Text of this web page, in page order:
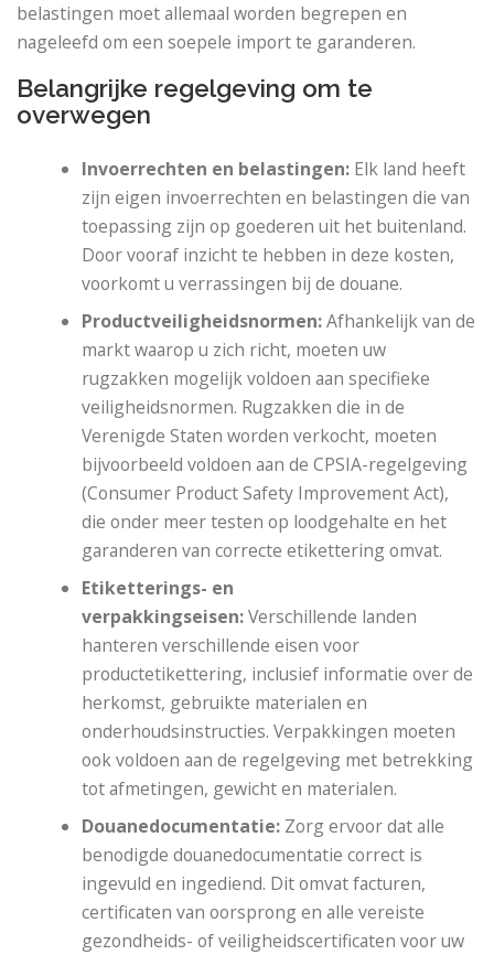
belastingen moet allemaal worden begrepen en
nageleefd om een ​​soepele import te garanderen.
Belangrijke regelgeving om te
overwegen
Invoerrechten en belastingen: Elk land heeft
zijn eigen invoerrechten en belastingen die van
toepassing zijn op goederen uit het buitenland.
Door vooraf inzicht te hebben in deze kosten,
voorkomt u verrassingen bij de douane.
Productveiligheidsnormen:Afhankelijk van de
markt waarop u zich richt, moeten uw
rugzakken mogelijk voldoen aan specifieke
veiligheidsnormen. Rugzakken die in de
Verenigde Staten worden verkocht, moeten
bijvoorbeeld voldoen aan de CPSIA-regelgeving
(Consumer Product Safety Improvement Act),
die onder meer testen op loodgehalte en het
garanderen van correcte etikettering omvat.
Etiketterings- en
verpakkingseisen:Verschillende landen
hanteren verschillende eisen voor
productetikettering, inclusief informatie over de
herkomst, gebruikte materialen en
onderhoudsinstructies. Verpakkingen moeten
ook voldoen aan de regelgeving met betrekking
tot afmetingen, gewicht en materialen.
Douanedocumentatie: Zorg ervoor dat alle
benodigde douanedocumentatie correct is
ingevuld en ingediend. Dit omvat facturen,
certificaten van oorsprong en alle vereiste
gezondheids- of veiligheidscertificaten voor uw